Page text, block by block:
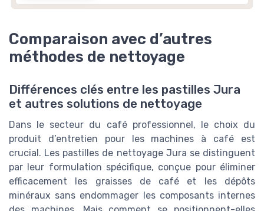
Comparaison avec d’autres
méthodes de nettoyage
Différences clés entre les pastilles Jura
et autres solutions de nettoyage
Dans le secteur du café professionnel, le choix du
produit d’entretien pour les machines à café est
crucial. Les pastilles de nettoyage Jura se distinguent
par leur formulation spécifique, conçue pour éliminer
efficacement les graisses de café et les dépôts
minéraux sans endommager les composants internes